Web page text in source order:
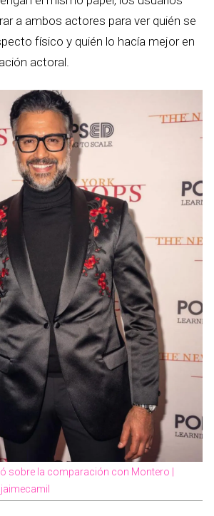
a ambos actores para ver quién se
físico y quién lo hacía mejor en
actoral.
sobre la comparación con Montero |